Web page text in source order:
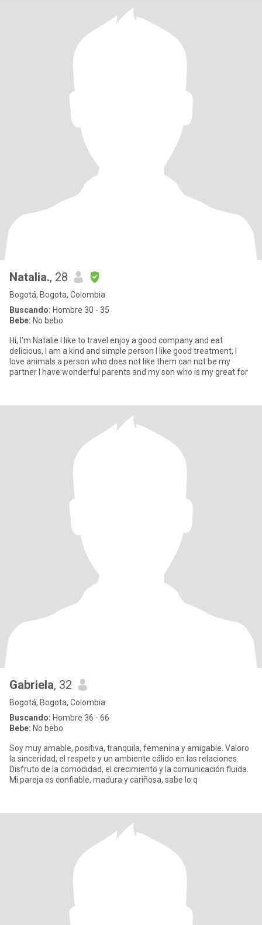
Natalia., 28
Bogotá, Bogota, Colombia
Buscando: Hombre 30 - 35
Bebe: No bebo
Hi, I'm Natalie I like to travel enjoy a good company and eat
delicious, I am a kind and simple person I like good treatment, I
love animals a person who does not like them can not be my
partner I have wonderful parents and my son who is my great for
Gabriela, 32
Bogotá, Bogota, Colombia
Buscando: Hombre 36 - 66
Bebe: No bebo
Soy muy amable, positiva, tranquila, femenina y amigable. Valoro
la sinceridad, el respeto y un ambiente cálido en las relaciones.
Disfruto de la comodidad, el crecimiento y la comunicación fluida.
Mi pareja es confiable, madura y cariñosa, sabe lo q